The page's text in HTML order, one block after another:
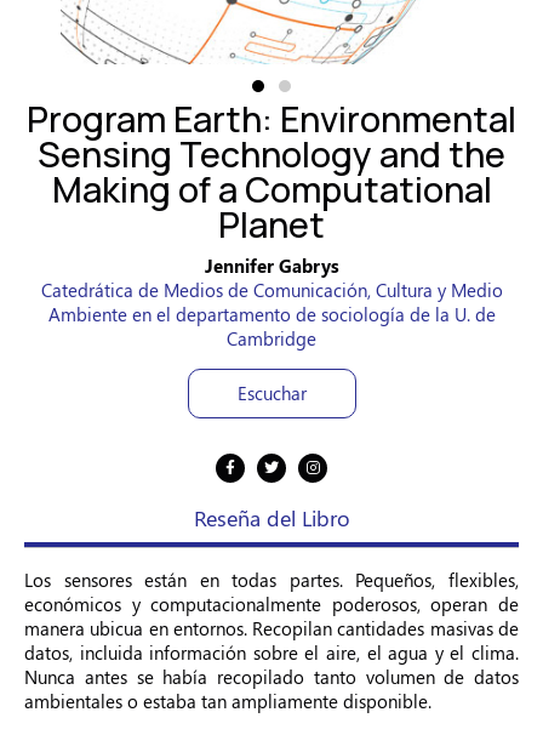
Program Earth: Environmental
Sensing Technology and the
Making of a Computational
Planet
Jennifer Gabrys
Catedrática de Medios de Comunicación, Cultura y Medio
Ambiente en el departamento de sociología de la U. de
Cambridge
Escuchar
Reseña del Libro
Los sensores están en todas partes. Pequeños, flexibles,
económicos y computacionalmente poderosos, operan de
manera ubicua en entornos. Recopilan cantidades masivas de
datos, incluida información sobre el aire, el agua y el clima.
Nunca antes se había recopilado tanto volumen de datos
ambientales o estaba tan ampliamente disponible.